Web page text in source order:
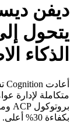
ديفن
يتحول
الذكاء
متكاملة لإدارة
بكفاءة 30% أعلى.